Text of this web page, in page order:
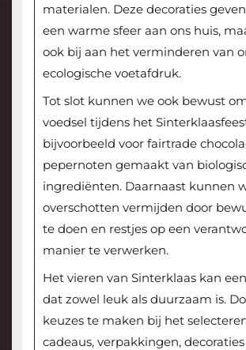
materialen. Deze decoraties
een warme sfeer aan ons huis,
ook bij aan het verminderen van
ecologische voetafdruk.
Tot slot kunnen we ook bewust
voedsel tijdens het
bijvoorbeeld voor fairtrade
pepernoten gemaakt van
ingrediënten. Daarnaast kunnen
overschotten vermijden door
te doen en restjes op een
manier te verwerken.
Het vieren van Sinterklaas kan
dat zowel leuk als duurzaam is.
keuzes te maken bij het
cadeaus, verpakkingen,